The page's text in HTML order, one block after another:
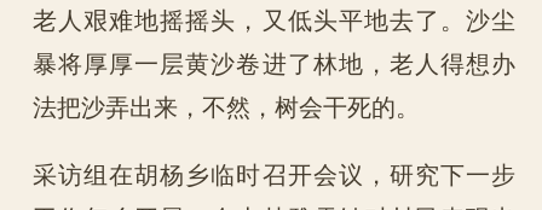
老人艰难地摇摇头，又低头平地去了。沙尘
暴将厚厚一层黄沙卷进了林地，老人得想办
法把沙弄出来，不然，树会干死的。
采访组在胡杨乡临时召开会议，研究下一步